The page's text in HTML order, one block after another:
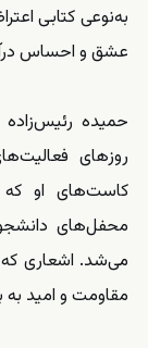
به‌نوعی کتابی
عشق و احساس
حمیده رئیس‌زاده
روزهای
کاست‌های او
محفل‌های
می‌شد. اشعاری که
مقاومت و امید به